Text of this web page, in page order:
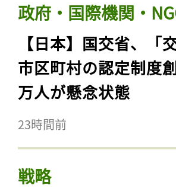
政府・国際機関・
【日本】国交省、「
市区町村の認定制度
万人が懸念状態
23時間前
戦略